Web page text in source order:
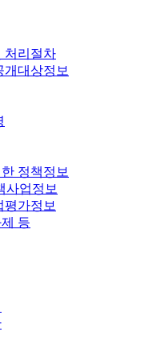
처리절차
개대상정보
정책정보
사업정보
평가정보
등